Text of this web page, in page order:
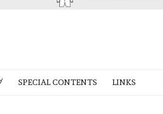
SPECIAL CONTENTS LINKS